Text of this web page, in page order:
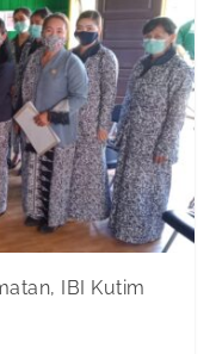
IBI Kutim